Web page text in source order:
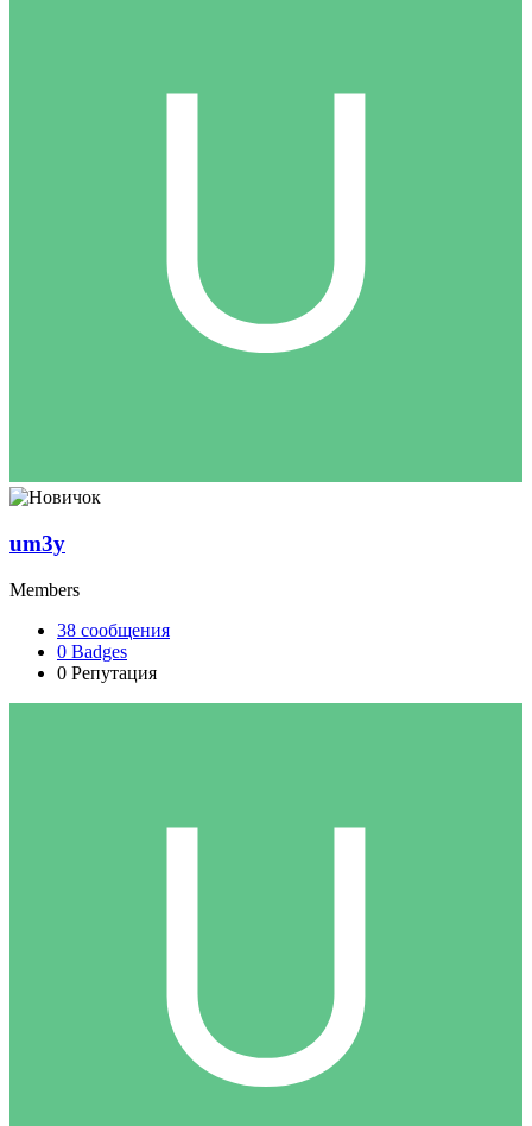
um3y
Members
38 сообщения
0 Badges
0 Репутация